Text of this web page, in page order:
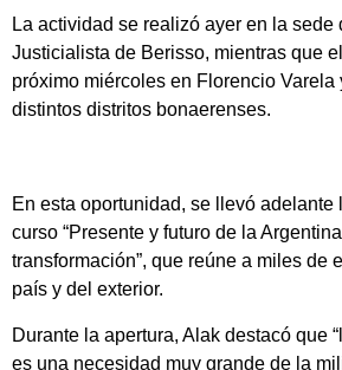
La actividad se realizó ayer en la sede
Justicialista de Berisso, mientras que
próximo miércoles en Florencio
distintos distritos bonaerenses.
En esta oportunidad, se llevó adelante
curso “Presente y futuro de la
transformación”, que reúne a miles de
país y del exterior.
Durante la apertura, Alak destacó que
es una necesidad muy grande de la